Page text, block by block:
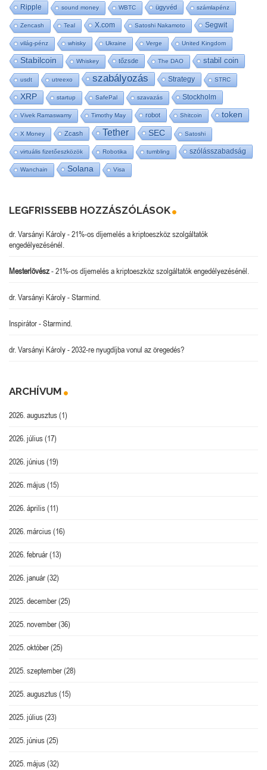
Ripple sound money WBTC ügyvéd számlapénz
Zencash Teal X.com Satoshi Nakamoto Segwit
világ-pénz whisky Ukraine Verge United Kingdom
Stabilcoin Whiskey tőzsde The DAO stabil coin
usdt utreexo szabályozás Strategy STRC
XRP startup SafePal szavazás Stockholm
Vivek Ramaswamy Timothy May robot Shitcoin token
X Money Zcash Tether SEC Satoshi
virtuális fizetőeszközök Robotika tumbling szólásszabadság
Wanchain Solana Visa
LEGFRISSEBB HOZZÁSZÓLÁSOK
dr. Varsányi Károly-21%-os díjemelés a kriptoeszköz szolgáltatók
engedélyezésénél.
Mesterlövész-21%-os díjemelés a kriptoeszköz szolgáltatók engedélyezésénél.
dr. Varsányi Károly-Starmind.
Inspirátor-Starmind.
dr. Varsányi Károly-2032-re nyugdíjba vonul az öregedés?
ARCHÍVUM
2026. augusztus(1)
2026. július(17)
2026. június(19)
2026. május(15)
2026. április(11)
2026. március(16)
2026. február(13)
2026. január(32)
2025. december(25)
2025. november(36)
2025. október(25)
2025. szeptember(28)
2025. augusztus(15)
2025. július(23)
2025. június(25)
2025. május(32)